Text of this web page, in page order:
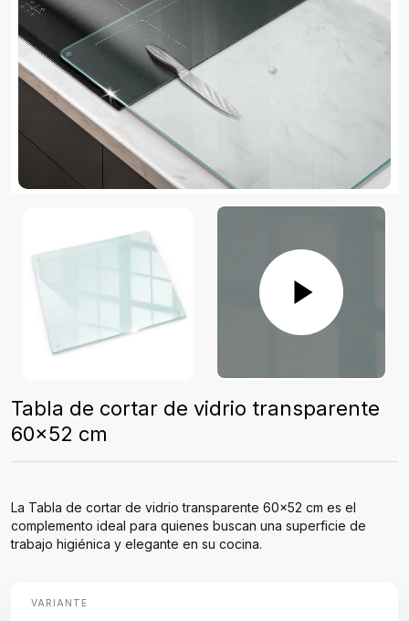
Tabla de cortar de vidrio transparente
60x52 cm
La Tabla de cortar de vidrio transparente 60x52 cm es el
complemento ideal para quienes buscan una superficie de
trabajo higiénica y elegante en su cocina.
VARIANTE